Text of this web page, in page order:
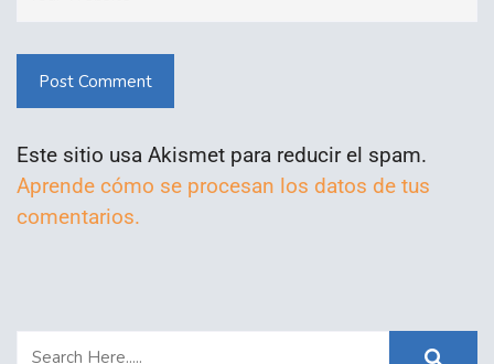
Post Comment
Este sitio usa Akismet para reducir el spam.
Aprende cómo se procesan los datos de tus
comentarios.